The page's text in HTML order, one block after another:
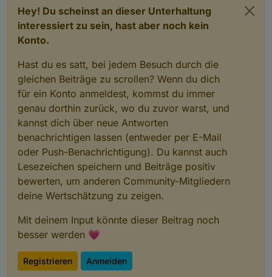
Hey! Du scheinst an dieser Unterhaltung
interessiert zu sein, hast aber noch kein
Konto.
Hast du es satt, bei jedem Besuch durch die
gleichen Beiträge zu scrollen? Wenn du dich
für ein Konto anmeldest, kommst du immer
genau dorthin zurück, wo du zuvor warst, und
kannst dich über neue Antworten
benachrichtigen lassen (entweder per E-Mail
oder Push-Benachrichtigung). Du kannst auch
Lesezeichen speichern und Beiträge positiv
bewerten, um anderen Community-Mitgliedern
deine Wertschätzung zu zeigen.
Mit deinem Input könnte dieser Beitrag noch
besser werden 💗
Registrieren Anmelden